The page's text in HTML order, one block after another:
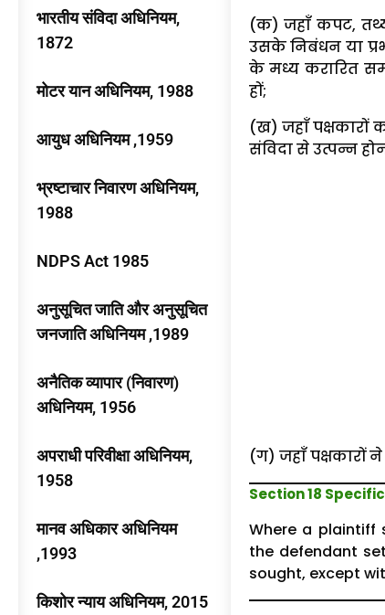
भारतीय संविदा अधिनियम,
1872
मोटर यान अधिनियम, 1988
आयुध अधिनियम ,1959
भ्रष्टाचार निवारण अधिनियम,
1988
NDPS Act 1985
अनुसूचित जाति और अनुसूचित
जनजाति अधिनियम ,1989
अनैतिक व्यापार (निवारण)
अधिनियम, 1956
अपराधी परिवीक्षा अधिनियम,
1958
मानव अधिकार अधिनियम
,1993
किशोर न्याय अधिनियम, 2015
(क) जहाँ कपट, तथ्य
उसके निबंधन या
के मध्य करारित
हों;
(ख) जहाँ पक्षकारों
संविदा से उत्पन्न
(ग) जहाँ पक्षकारों
Section 18
Where a plaintiff
the defendant
sought, except